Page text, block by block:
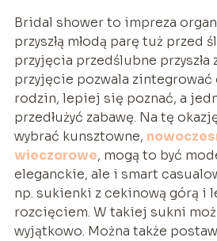
Bridal shower to impreza
przyszłą młodą parę tuż przed
przyjęcia przedślubne przyszła
przyjęcie pozwala zintegrować
rodzin, lepiej się poznać, a
przedłużyć zabawę. Na tę
wybrać kunsztowne,
wieczorowe, mogą to być
eleganckie, ale i smart
np. sukienki z cekinową górą i
rozcięciem. W takiej sukni
wyjątkowo. Można także